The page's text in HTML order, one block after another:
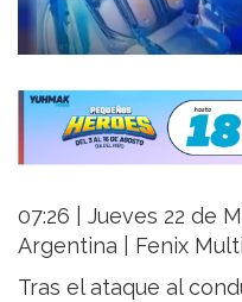
07:26 | Jueves 22 de
Argentina | Fenix
Tras el ataque al